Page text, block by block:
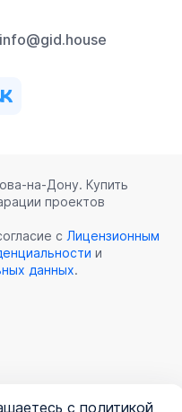
info@gid.house
Купить
проектов
с Лицензионным
и
данных.
с политикой